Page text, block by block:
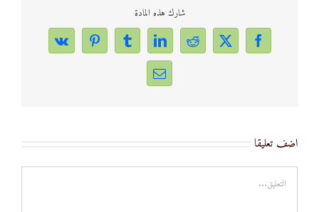
شارك هذه المادة
Facebook
X
Reddit
LinkedIn
Tumblr
Pinterest
Vk
Email
اضف تعليقا
تعليق